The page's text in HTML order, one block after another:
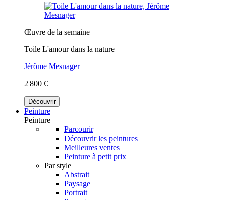
Œuvre de la semaine
Toile L'amour dans la nature
Jérôme Mesnager
2 800 €
Découvrir
Peinture
Peinture
Parcourir
Découvrir les peintures
Meilleures ventes
Peinture à petit prix
Par style
Abstrait
Paysage
Portrait